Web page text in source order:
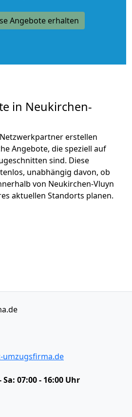
Angebote erhalten
in Neukirchen-
erstellen
Angebote, die speziell auf
sind. Diese
unabhängig davon, ob
von Neukirchen-Vluyn
aktuellen Standorts planen.
Sa: 07:00 - 16:00 Uhr